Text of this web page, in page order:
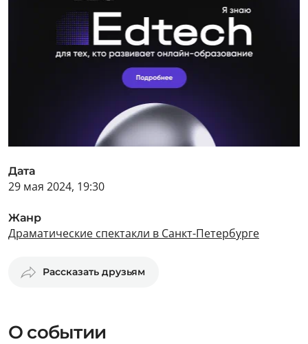
Дата
29 мая 2024, 19:30
Жанр
Драматические спектакли в Санкт-Петербурге
Рассказать друзьям
О событии